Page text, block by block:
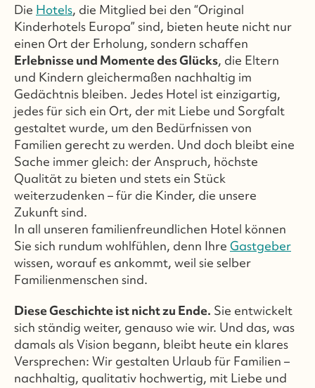
Die Hotels, die Mitglied bei den “Original
Kinderhotels Europa” sind, bieten heute nicht nur
einen Ort der Erholung, sondern schaffen
Erlebnisse und Momente des Glücks, die Eltern
und Kindern gleichermaßen nachhaltig im
Gedächtnis bleiben. Jedes Hotel ist einzigartig,
jedes für sich ein Ort, der mit Liebe und Sorgfalt
gestaltet wurde, um den Bedürfnissen von
Familien gerecht zu werden. Und doch bleibt eine
Sache immer gleich: der Anspruch, höchste
Qualität zu bieten und stets ein Stück
weiterzudenken – für die Kinder, die unsere
Zukunft sind.
In all unseren familienfreundlichen Hotel können
Sie sich rundum wohlfühlen, denn Ihre Gastgeber
wissen, worauf es ankommt, weil sie selber
Familienmenschen sind.
Diese Geschichte ist nicht zu Ende. Sie entwickelt
sich ständig weiter, genauso wie wir. Und das, was
damals als Vision begann, bleibt heute ein klares
Versprechen: Wir gestalten Urlaub für Familien –
nachhaltig, qualitativ hochwertig, mit Liebe und